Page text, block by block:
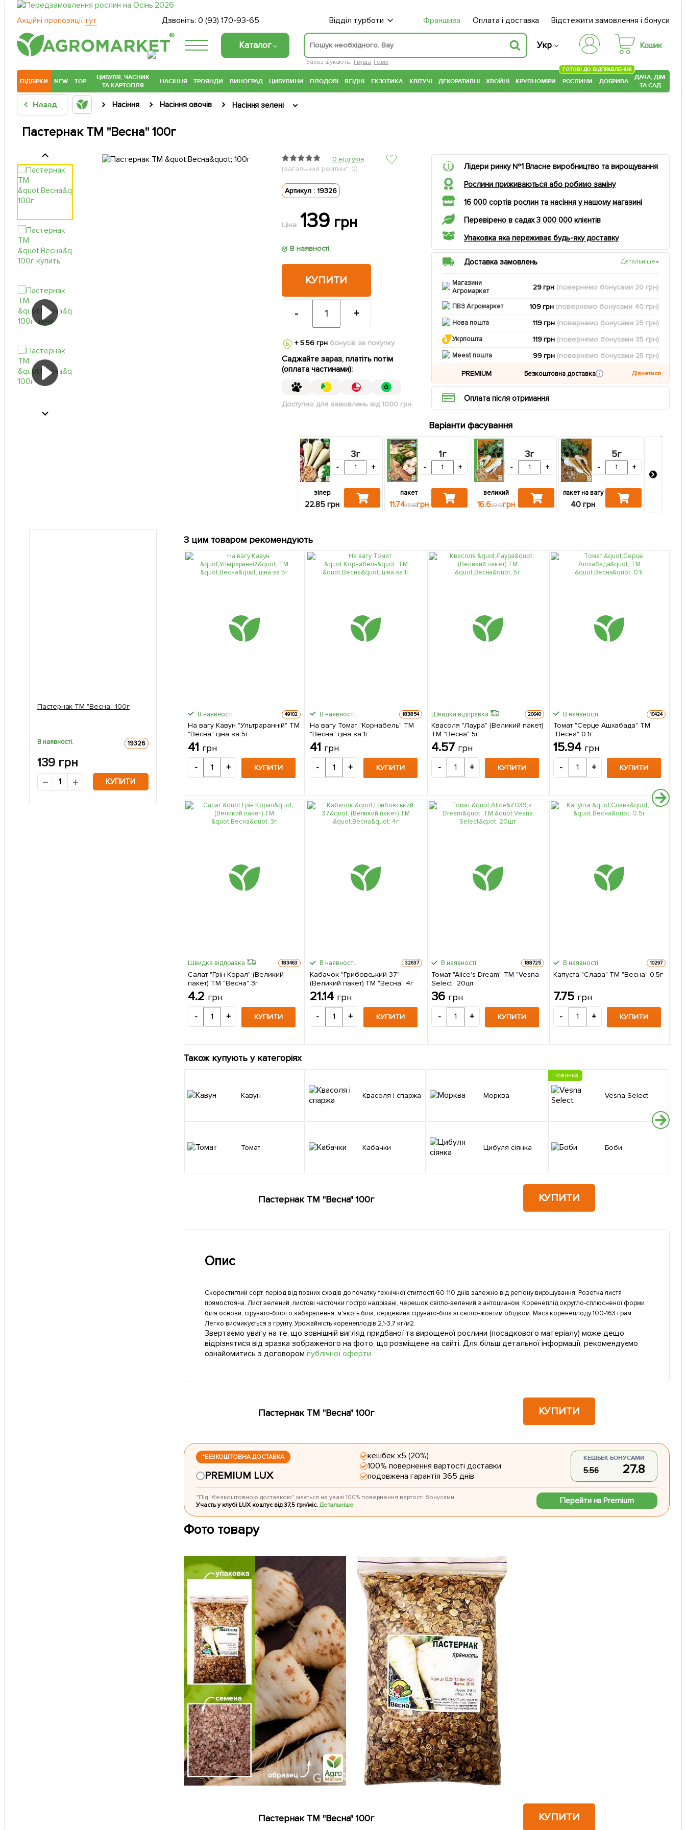
Акційні пропозиції тут Дзвоніть: 0 (93) 170-93-65 Відділ турботи Франшиза Оплата і доставка Відстежити замовлення і бонуси
®
Каталог
Зараз шукають: Груша Горіх
Укр Кошик
ПІДБІРКИ NEW TOP
ЦИБУЛЯ, ЧАСНИК
ТА КАРТОПЛЯ
НАСІННЯ ТРОЯНДИ ВИНОГРАД ЦИБУЛИНИ ПЛОДОВІ ЯГІДНІ ЕКЗОТИКА КВІТУЧІ ДЕКОРАТИВНІ ХВОЙНІ КРУПНОМІРИ РОСЛИНИ
ГОТОВІ ДО ВІДПРАВЛЕННЯ
ДОБРИВА
ДАЧА, ДІМ
ТА САД
Назад Насіння Насіння овочів Насіння зелені
Пастернак ТМ "Весна" 100г
0 відгуків
(загальний рейтинг: 0)
Артикул : 19326
Ціна: 139 грн
В наявності.
КУПИТИ
- +
+ 5.56 грнбонусів за покупку
Саджайте зараз, платіть потім
(оплата частинами):
Доступно для замовлень від 1000 грн.
Лідери ринку №1 Власне виробництво та вирощування
Рослини приживаються або робимо заміну
16 000 сортів рослин та насіння у нашому магазині
Перевірено в садах 3 000 000 клієнтів
Упаковка яка переживає будь-яку доставку
Доставка замовлень Детальніше→
Магазини
Агромаркет
29 грн (повернемо бонусами 20 грн)
ПВЗ Агромаркет 109 грн (повернемо бонусами 40 грн)
Нова пошта 119 грн (повернемо бонусами 25 грн)
Укрпошта 119 грн (повернемо бонусами35 грн)
Meest пошта 99 грн (повернемо бонусами 25 грн)
PREMIUM Безкоштовна доставка Дізнатися
Оплата після отримання
Варіанти фасування
3г
- +
зіпер
22.85 грн
1г
- +
пакет
11.7415.66грн
3г
- +
великий
16.622.13грн
5г
- +
пакет на вагу
40 грн
Пастернак ТМ "Весна" 100г
В наявності. 19326
139грн
КУПИТИ
З цим товаром рекомендують
В наявності. 49102
На вагу Кавун "Ультраранній" ТМ
"Весна" ціна за 5г
41 грн
- + КУПИТИ
В наявності. 183854
На вагу Томат "Корнабель" ТМ
"Весна" ціна за 1г
41 грн
- + КУПИТИ
Швидка відправка 20640
Квасоля "Лаура" (Великий пакет)
ТМ "Весна" 5г
4.57 грн
- + КУПИТИ
В наявності. 10424
Томат "Серце Ашхабада" ТМ
"Весна" 0.1г
15.94 грн
- + КУПИТИ
Швидка відправка 183463
Салат "Грін Корал" (Великий
пакет) ТМ "Весна" 3г
4.2 грн
- + КУПИТИ
В наявності. 32637
Кабачок "Грибовський 37"
(Великий пакет) ТМ "Весна" 4г
21.14 грн
- + КУПИТИ
В наявності. 188725
Томат "Alice's Dream" ТМ "Vesna
Select" 20шт
36 грн
- + КУПИТИ
В наявності. 10297
Капуста "Слава" ТМ "Весна" 0.5г
7.75 грн
- + КУПИТИ
Також купують у категоріях
Кавун
Томат
Квасоля і спаржа
Кабачки
Морква
Цибуля сіянка
Новинка
Vesna Select
Боби
Пастернак ТМ "Весна" 100г КУПИТИ
Опис
Скоростиглий сорт, період від повних сходів до початку технічної стиглості 60-110 днів залежно від регіону вирощування. Розетка листя
прямостояча. Лист зелений, листові часточки гостро надрізані, черешок світло-зелений з антоцианом. Коренеплід округло-сплюсненої форми
біля основи, сірувато-білого забарвлення, м'якоть біла, серцевина сірувато-біла зі світло-жовтим обідком. Маса коренеплоду 100-163 грам.
Легко висмикується з грунту. Урожайність коренеплодів 2,1-3,7 кг/м2.
Звертаємо увагу на те, що зовнішній вигляд придбаної та вирощеної рослини (посадкового матеріалу) може дещо
відрізнятися від зразка зображеного на фото, що розміщене на сайті. Для більш детальної інформації, рекомендуємо
ознайомитись з договором публічної оферти
Пастернак ТМ "Весна" 100г КУПИТИ
*БЕЗКОШТОВНА ДОСТАВКА
PREMIUM LUX
кешбек х5 (20%)
100% повернення вартості доставки
подовжена гарантія 365 днів
КЕШБЕК БОНУСАМИ
5.56 27.8
*Під "безкоштовною доставкою" мається на увазі 100% повернення вартості бонусами.
Участь у клубі LUX коштує від 37,5 грн/міс. Детальніше Перейти на Premium
Фото товару
Пастернак ТМ "Весна" 100г КУПИТИ